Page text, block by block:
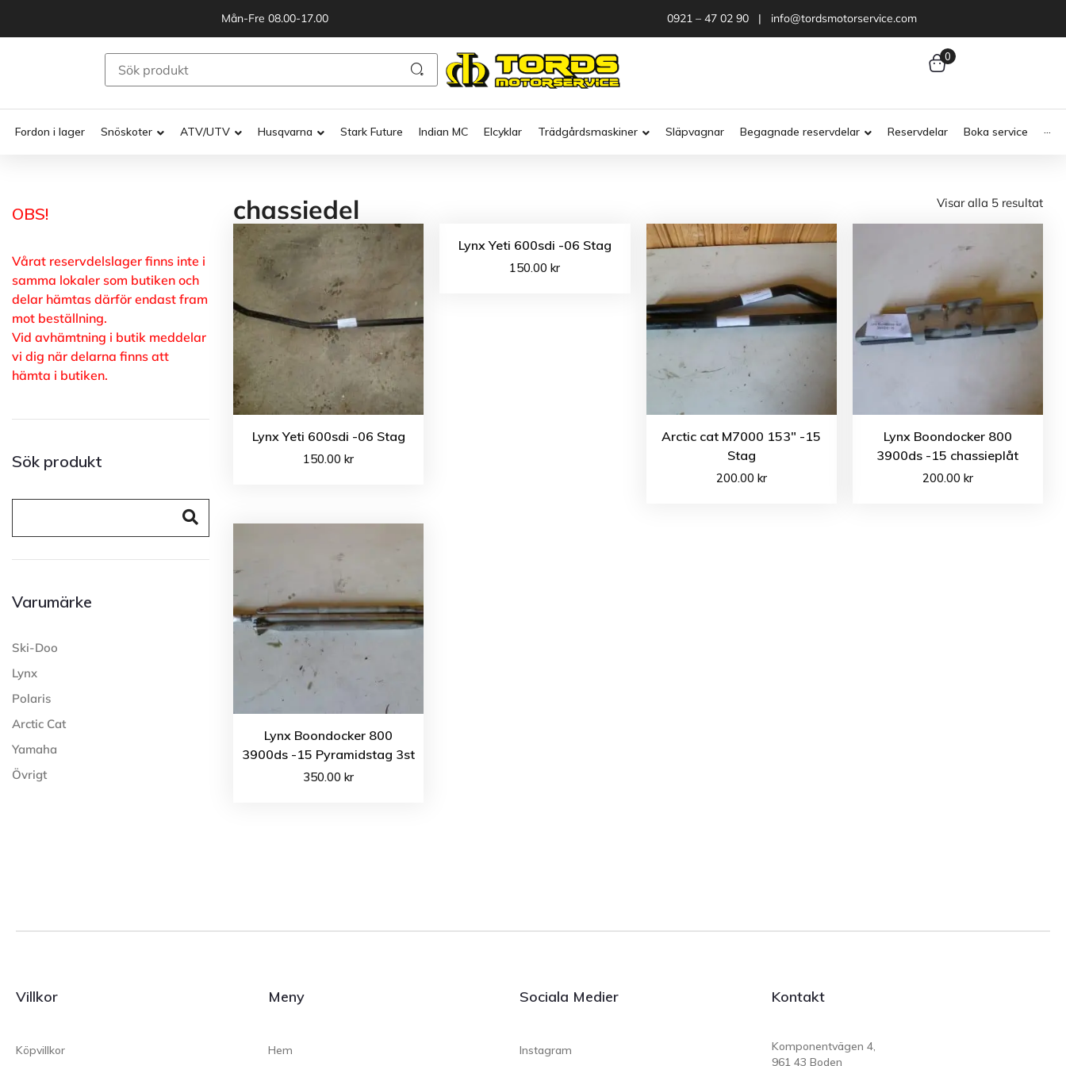
Mån-Fre 08.00-17.00 0921 – 47 02 90 | info@tordsmotorservice.com
0
Fordon i lager Snöskoter ATV/UTV Husqvarna Stark Future Indian MC Elcyklar Trädgårdsmaskiner Släpvagnar Begagnade reservdelar Reservdelar Boka service ···
OBS!
Vårat reservdelslager finns inte i
samma lokaler som butiken och
delar hämtas därför endast fram
mot beställning.
Vid avhämtning i butik meddelar
vi dig när delarna finns att
hämta i butiken.
Sök produkt
Varumärke
Ski-Doo
Lynx
Polaris
Arctic Cat
Yamaha
Övrigt
chassiedel Visar alla 5 resultat
Lynx Yeti 600sdi -06 Stag
150.00kr
Lynx Yeti 600sdi -06 Stag
150.00kr
Arctic cat M7000 153″ -15
Stag
200.00 kr
Lynx Boondocker 800
3900ds -15 chassieplåt
200.00 kr
Lynx Boondocker 800
3900ds -15 Pyramidstag 3st
350.00kr
Villkor
Köpvillkor
Meny
Hem
Sociala Medier
Instagram
Kontakt
Komponentvägen 4,
961 43 Boden